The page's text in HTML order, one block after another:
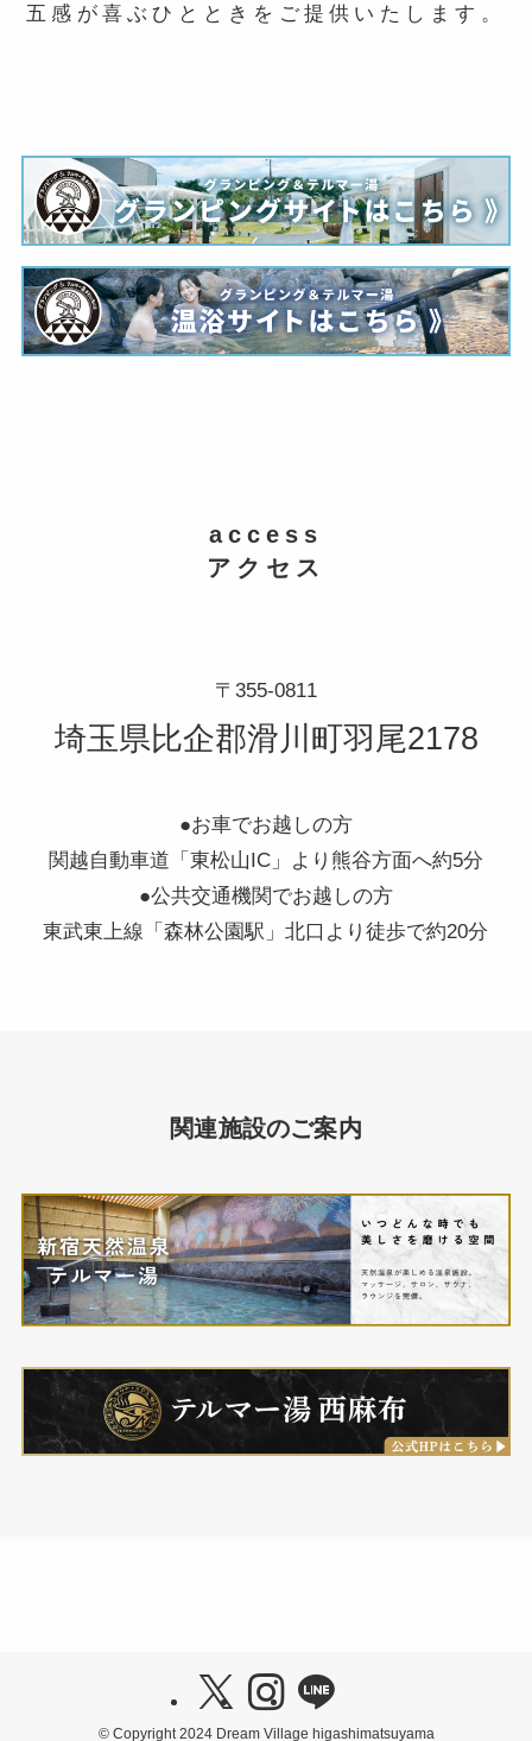
五感が喜ぶひとときをご提供いたします。
access
アクセス
〒355-0811
埼玉県比企郡滑川町羽尾2178
●お車でお越しの方
関越自動車道「東松山IC」より熊谷方面へ約5分
●公共交通機関でお越しの方
東武東上線「森林公園駅」北口より徒歩で約20分
関連施設のご案内
©Copyright 2024 Dream Village higashimatsuyama